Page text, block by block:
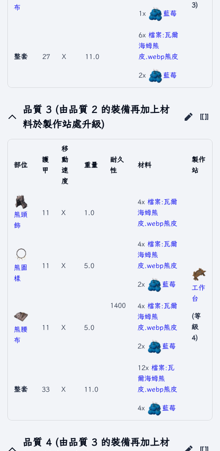
3)
布
1x 藍莓
整套 27 X 11.0
6x 檔案:瓦爾
海姆熊
皮.webp熊皮
2x 藍莓
品質 3 (由品質 2 的裝備再加上材
料於製作站處升級)
部位
護
甲
移
動
速
度
重量
耐久
性
材料
製作
站
熊頭
飾
11 X 1.0
1400
4x 檔案:瓦爾
海姆熊
皮.webp熊皮
工作
台
(等
級
4)
熊圖
樣
11 X 5.0
4x 檔案:瓦爾
海姆熊
皮.webp熊皮
2x 藍莓
熊腰
布
11 X 5.0
4x 檔案:瓦爾
海姆熊
皮.webp熊皮
2x 藍莓
整套 33 X 11.0
12x 檔案:瓦
爾海姆熊
皮.webp熊皮
4x 藍莓
品質 4 (由品質 3 的裝備再加上材